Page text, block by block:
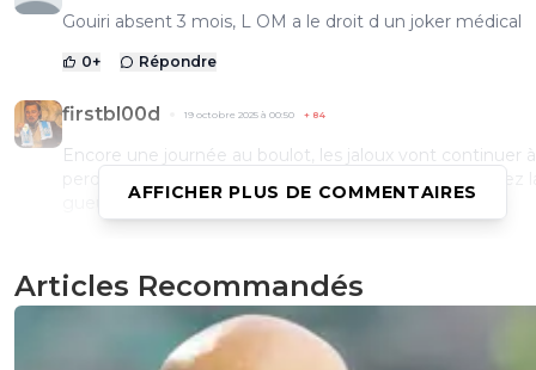
Gouiri absent 3 mois, L OM a le droit d un joker médical
0+ Répondre
firstbl00d 19 octobre 2025 à 00:50 + 84
Encore une journée au boulot, les jaloux vont continuer à
perdre des kilos à force d'espérer nous voir nous cassez
0 + Répondre
MrGeorges 19 octobre 2025 à 1:02
AFFICHER PLUS DE COMMENTAIRES
Articles Recommandés